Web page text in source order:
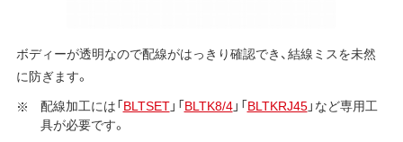
ボディーが透明なので配線がはっきり確認でき、結線ミスを未然
に防ぎます。
配線加工には「BLTSET」「BLTK8/4」「BLTKRJ45」など専用工
具が必要です。